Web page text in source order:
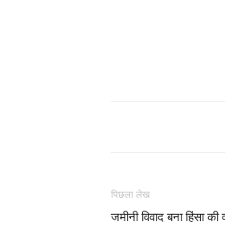
पिछला लेख
जमीनी विवाद बना हिंसा